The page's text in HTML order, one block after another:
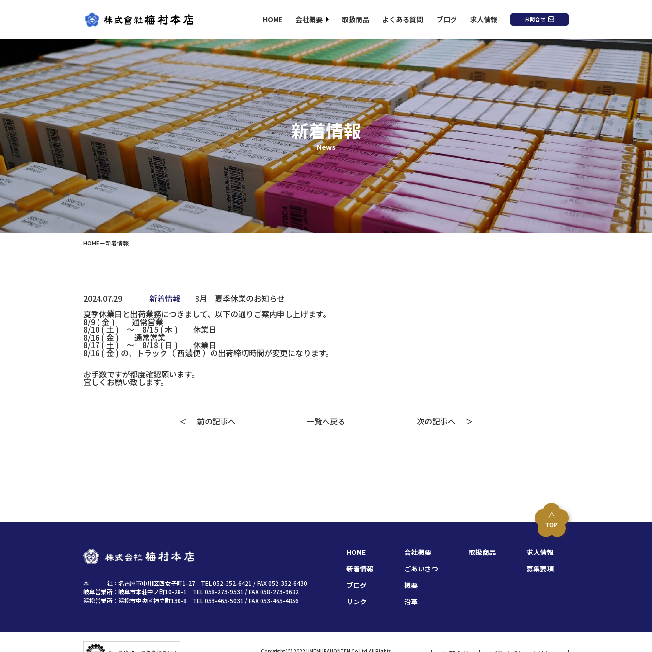
HOME 会社概要 取扱商品 よくある質問 ブログ 求人情報 お問合せ
新着情報
HOME 新着情報
2024.07.29 新着情報
8月 夏季休業のお知らせ
夏季休業日と出荷業務につきまして、以下の通りご案内申し上げます。
8/9 ( 金 ) 通常営業
8/10 ( 土 ) ～ 8/15 ( 木 ) 休業日
8/16 ( 金 ) 通常営業
8/17 ( 土 ) ～ 8/18 ( 日 ) 休業日
8/16 ( 金 ) の、トラック（ 西濃便 ）の出荷締切時間が変更になります。
お手数ですが都度確認願います。
宜しくお願い致します。
＜ 前の記事へ 一覧へ戻る 次の記事へ ＞
本 社： 名古屋市中川区四女子町1-27 TEL 052-352-6421 / FAX 052-352-6430
岐阜営業所： 岐阜市本荘中ノ町10-28-1 TEL 058-273-9531 / FAX 058-273-9682
浜松営業所： 浜松市中央区神立町130-8 TEL 053-465-5031 / FAX 053-465-4856
HOME
新着情報
ブログ
リンク
会社概要
ごあいさつ
概要
沿革
取扱商品
求人情報
募集要項